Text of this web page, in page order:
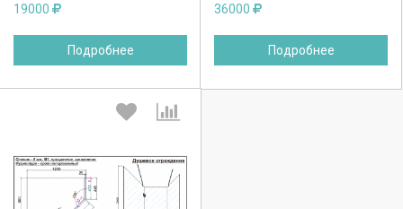
19000
Подробнее
36000
Подробнее